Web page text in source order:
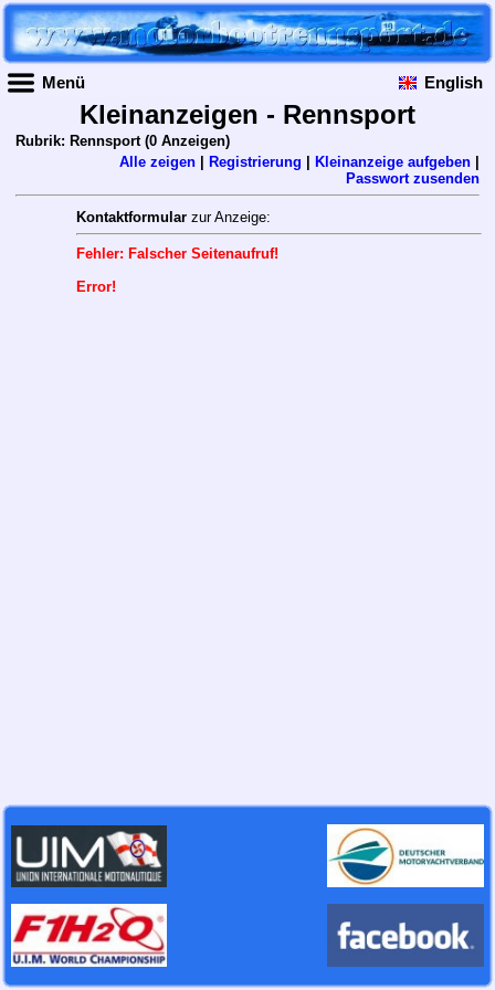
Menü English
Kleinanzeigen - Rennsport
Rubrik: Rennsport(0 Anzeigen)
Alle zeigen
Registrierung Kleinanzeige aufgeben
Passwort zusenden
Kontaktformular zur Anzeige:
Fehler: Falscher Seitenaufruf!
Error!